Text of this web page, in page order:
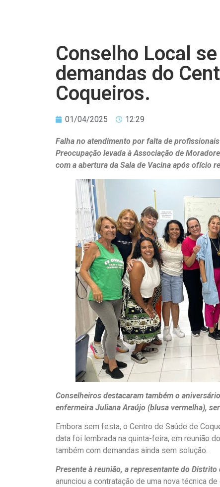
Conselho Local
demandas do
Coqueiros.
01/04/2025 12:29
Falha no atendimento por falta de
Preocupação levada à Associação de
com a abertura da Sala de Vacina após ofício
Conselheiros destacaram também o
enfermeira Juliana Araújo (blusa vermelha),
Embora sem festa, o Centro de Saúde de
data foi lembrada na quinta-feira, em reunião
também com demandas ainda sem solução.
Presente à reunião, a representante do Distrito
anunciou a contratação de uma nova técnica